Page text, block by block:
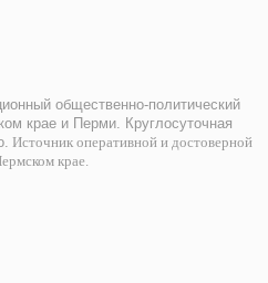
общественно-политический
крае и Перми. Круглосуточная
Источник оперативной и достоверной
крае.